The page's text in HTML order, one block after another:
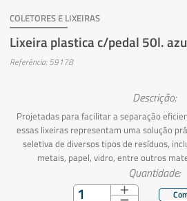
COLETORES E LIXEIRAS
Lixeira plastica c/pedal 50l.
Referência: 59178
Descrição:
Projetadas para facilitar a separação
essas lixeiras representam uma solução
seletiva de diversos tipos de resíduos,
metais, papel, vidro, entre outros
Quantidade: